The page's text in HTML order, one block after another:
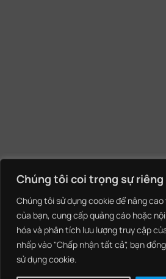
Chúng tôi coi trọng sự riêng
Chúng tôi sử dụng cookie để nâng
của bạn, cung cấp quảng cáo hoặc
hóa và phân tích lưu lượng truy cập
nhấp vào "Chấp nhận tất cả", bạn
sử dụng cookie.